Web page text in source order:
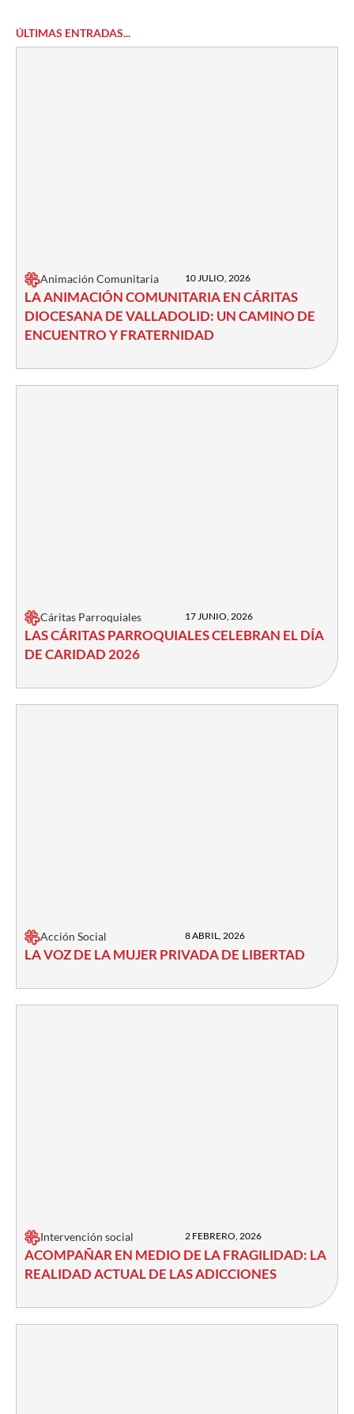
ÚLTIMAS ENTRADAS...
Animación Comunitaria 10 JULIO, 2026
LA ANIMACIÓN COMUNITARIA EN CÁRITAS
DIOCESANA DE VALLADOLID: UN CAMINO DE
ENCUENTRO Y FRATERNIDAD
Cáritas Parroquiales 17 JUNIO, 2026
LAS CÁRITAS PARROQUIALES CELEBRAN EL DÍA
DE CARIDAD 2026
Acción Social 8 ABRIL, 2026
LA VOZ DE LA MUJER PRIVADA DE LIBERTAD
Intervención social 2 FEBRERO, 2026
ACOMPAÑAR EN MEDIO DE LA FRAGILIDAD: LA
REALIDAD ACTUAL DE LAS ADICCIONES